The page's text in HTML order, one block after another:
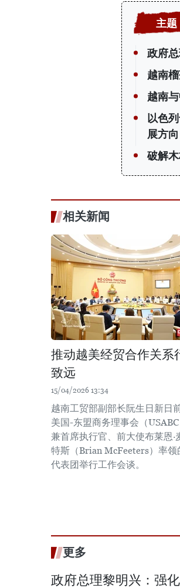
政府
越南
越南
以色
展方向
破解
相关新闻
推动越美经贸合作关系
致远
15/04/2026 13:34
越南工贸部副部长阮生日新日
美国-东盟商务理事会（
兼首席执行官、前大使布莱恩·
特斯（Brian McFeeters）率领
代表团举行工作会谈。
更多
政府总理黎明兴：强